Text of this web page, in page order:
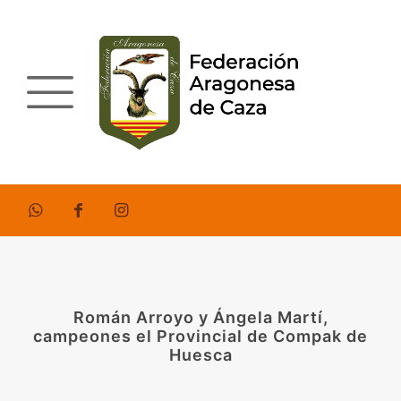
Román Arroyo y Ángela Martí,
campeones el Provincial de Compak de
Huesca